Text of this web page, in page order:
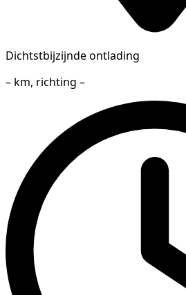
Dichtstbijzijnde ontlading
– km, richting –